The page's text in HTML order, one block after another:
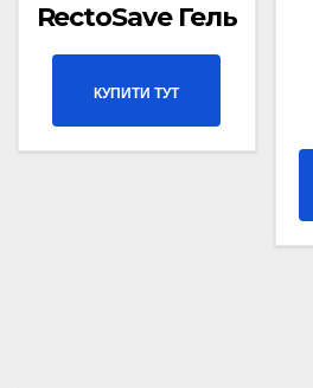
RectoSave Гель
КУПИТИ ТУТ